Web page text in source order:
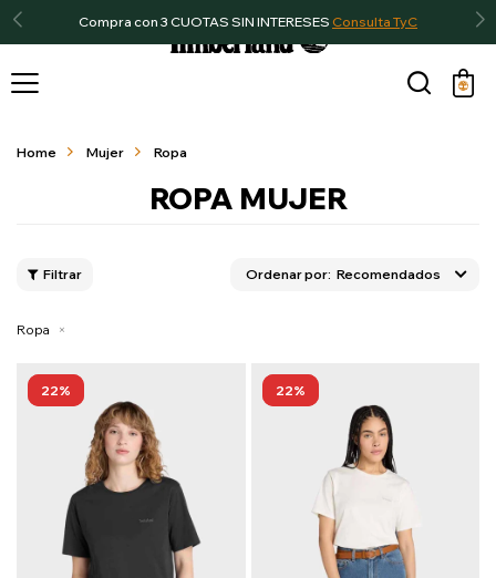
Compra con 3 CUOTAS SIN INTERESES Consulta TyC

Home Mujer Ropa
ROPA MUJER
Recomendados
Ropa
22 22